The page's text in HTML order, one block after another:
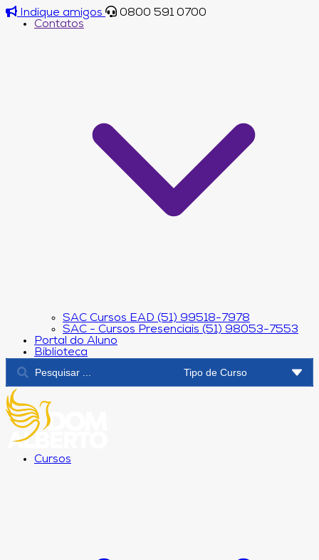
Indique amigos
0800 591 0700
Contatos
SAC Cursos EAD (51) 99518-7978
SAC - Cursos Presenciais (51) 98053-7553
Portal do Aluno
Biblioteca
Cursos